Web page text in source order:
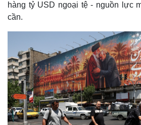
hàng tỷ USD ngoại tệ - nguồn lực
cần.